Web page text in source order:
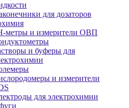
для дозаторов
метры и измерители ОВП
и буферы для
и измерители
для электрохимии